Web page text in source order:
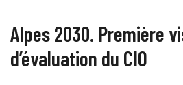
Alpes 2030. Première
d’évaluation du CIO